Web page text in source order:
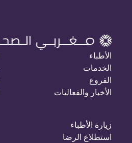
الأطباء
الخدمات
الفروع
الأخبار والفعاليات
زيارة الأطباء
استطلاع الرضا